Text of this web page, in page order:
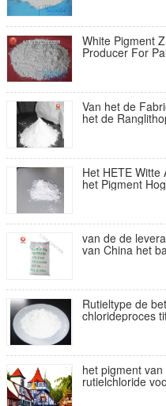
White Pigment
Producer For
Van het de
het de
Het HETE
het Pigment
van de de
van China het
Rutieltype de
chlorideproces
het pigment
rutielchloride